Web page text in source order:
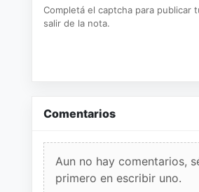
Completá el captcha para publicar
salir de la nota.
Comentarios
Aun no hay comentarios,
primero en escribir uno.